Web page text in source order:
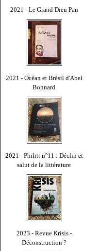
2021 - Le Grand Dieu Pan
2021 - Océan et Brésil d'Abel
Bonnard
2021 - Philitt n°11 : Déclin et
salut de la littérature
2023 - Revue Krisis -
Déconstruction ?